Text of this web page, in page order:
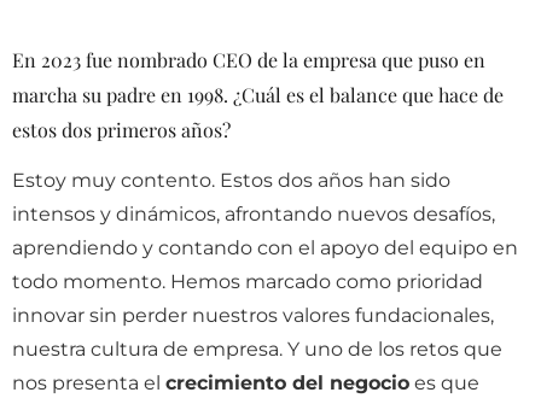
En 2023 fue nombrado CEO de la empresa que puso en
marcha su padre en 1998. ¿Cuál es el balance que hace de
estos dos primeros años?
Estoy muy contento. Estos dos años han sido
intensos y dinámicos, afrontando nuevos desafíos,
aprendiendo y contando con el apoyo del equipo en
todo momento. Hemos marcado como prioridad
innovar sin perder nuestros valores fundacionales,
nuestra cultura de empresa. Y uno de los retos que
nos presenta el crecimiento del negocio es que